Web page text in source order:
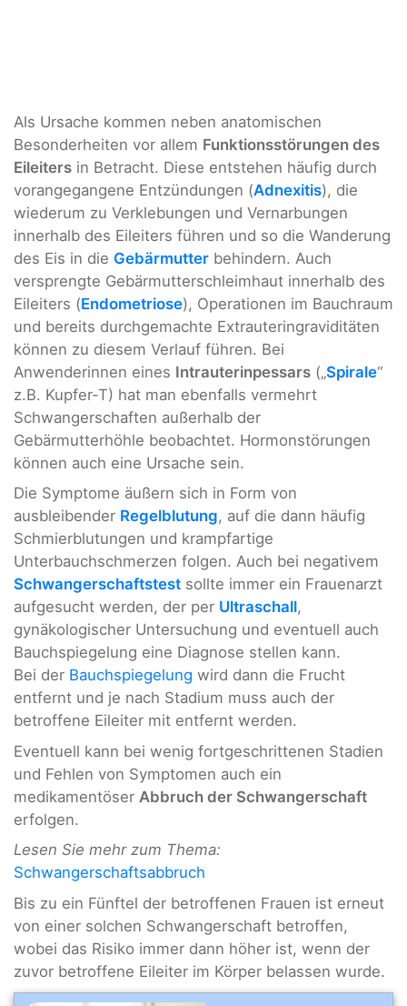
Als Ursache kommen neben anatomischen
Besonderheiten vor allem Funktionsstörungen des
Eileiters in Betracht. Diese entstehen häufig durch
vorangegangene Entzündungen (Adnexitis), die
wiederum zu Verklebungen und Vernarbungen
innerhalb des Eileiters führen und so die Wanderung
des Eis in die Gebärmutter behindern. Auch
versprengte Gebärmutterschleimhaut innerhalb des
Eileiters (Endometriose), Operationen im Bauchraum
und bereits durchgemachte Extrauteringraviditäten
können zu diesem Verlauf führen. Bei
Anwenderinnen eines Intrauterinpessars („Spirale“
z.B. Kupfer-T) hat man ebenfalls vermehrt
Schwangerschaften außerhalb der
Gebärmutterhöhle beobachtet. Hormonstörungen
können auch eine Ursache sein.
Die Symptome äußern sich in Form von
ausbleibender Regelblutung, auf die dann häufig
Schmierblutungen und krampfartige
Unterbauchschmerzen folgen. Auch bei negativem
Schwangerschaftstest sollte immer ein Frauenarzt
aufgesucht werden, der per Ultraschall,
gynäkologischer Untersuchung und eventuell auch
Bauchspiegelung eine Diagnose stellen kann.
Bei der Bauchspiegelung wird dann die Frucht
entfernt und je nach Stadium muss auch der
betroffene Eileiter mit entfernt werden.
Eventuell kann bei wenig fortgeschrittenen Stadien
und Fehlen von Symptomen auch ein
medikamentöser Abbruch der Schwangerschaft
erfolgen.
Lesen Sie mehr zum Thema:
Schwangerschaftsabbruch
Bis zu ein Fünftel der betroffenen Frauen ist erneut
von einer solchen Schwangerschaft betroffen,
wobei das Risiko immer dann höher ist, wenn der
zuvor betroffene Eileiter im Körper belassen wurde.